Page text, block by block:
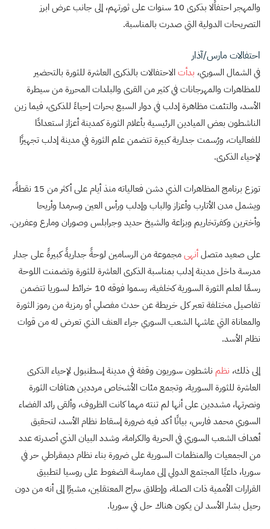
والمهجر احتفاًلا بذكرى 10 سنوات على ثورتهم، إلى جانب عرض ابرز
التصريحات الدولية التي صدرت بالمناسبة.
احتفالات مارس/آذار
في الشمال السوري، بدأتالاحتفالات بالذكرى العاشرة للثورة بالتحضير
للمظاهرات والمهرجانات في كثير من القرى والبلدات المحررة من سيطرة
الأسد، والتئمت مظاهرة إدلب في دوار السبع بحرات إحياءً للذكرى، فيما زين
الناشطون بعض الميادين الرئيسية بأعلام الثورة كمدينة أعزاز استعدادًا
للفعاليات، ورُسمت جدارية كبيرة تتضمن علم الثورة في مدينة إدلب تجهيزًا
لإحياء الذكرى.
توزع برنامج المظاهرات الذي دشن فعالياته منذ أيام على أكثر من 15 نقطةً،
ويشمل مدن الأتارب وأعزاز والباب وإدلب ورأس العين وسرمدا وأريحا
وأخترين وكفرتخاريم وبزاعة والشيخ حديد وجرابلس وصوران ومارع وعفرين.
على صعيد متصلأنهىمجموعة من الرسامين لوحةً جداريةً كبيرةً على جدار
مدرسة داخل مدينة إدلب بمناسبة الذكرى العاشرة للثورة وتضمنت اللوحة
رسمًا لعلم الثورة السورية كخلفية، رسموا فوقه 10 خرائط لسوريا تتضمن
تفاصيل مختلفة تعبر كل خريطة عن حدث مفصلي أو رمزية من رموز الثورة
والمعاناة التي عاشها الشعب السوري جراء العنف الذي تعرض له من قوات
نظام الأسد.
إلى ذلك، نظم ناشطون سوريون وقفة في مدينة إسطنبول لإحياء الذكرى
العاشرة للثورة السورية، وتجمع مئات الأشخاص مرددين هتافات الثورة
ونصرتها، مشددين على أنها لم تنته مهما كانت الظروف، وألقى رائد الفضاء
السوري محمد فارس، بيانًا أكد فيه ضرورة إسقاط نظام الأسد، لتحقيق
أهداف الشعب السوري في الحرية والكرامة، وشدد البيان الذي أصدرته عدد
من الجمعيات والمنظمات السورية على ضرورة بناء نظام ديمقراطي حر في
سوريا، داعيًا المجتمع الدولي إلى ممارسة الضغوط على روسيا لتطبيق
القرارات الأممية ذات الصلة، وإطلاق سراح المعتقلين، مشيرًا إلى أنه من دون
رحيل بشار الأسد لن يكون هناك حل في سوريا.